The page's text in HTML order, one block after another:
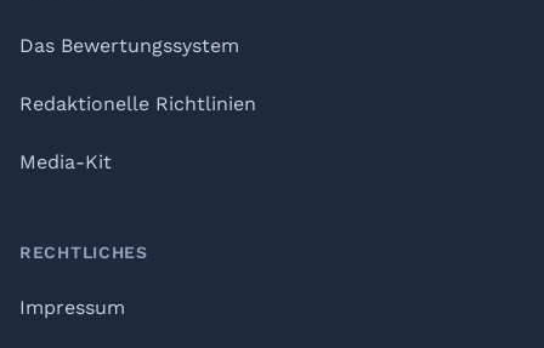
Das Bewertungssystem
Redaktionelle Richtlinien
Media-Kit
RECHTLICHES
Impressum